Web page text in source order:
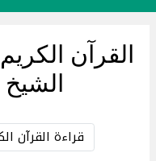
الشيخ
قراءة القرآن